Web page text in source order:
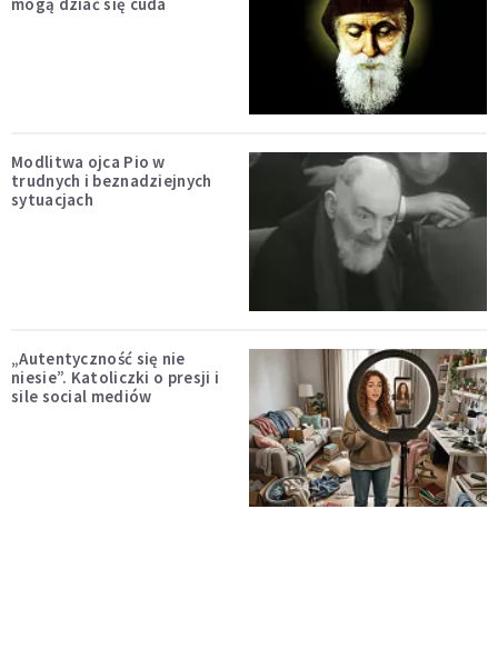
Modlitwa ojca Pio w
trudnych i beznadziejnych
sytuacjach
„Autentyczność się nie
niesie”. Katoliczki o presji i
sile social mediów